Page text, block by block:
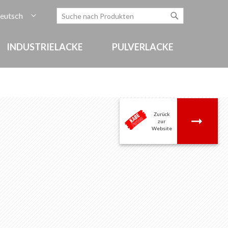
Search
Zurück
zur
Website
INDUSTRIELACKE PULVERLACKE